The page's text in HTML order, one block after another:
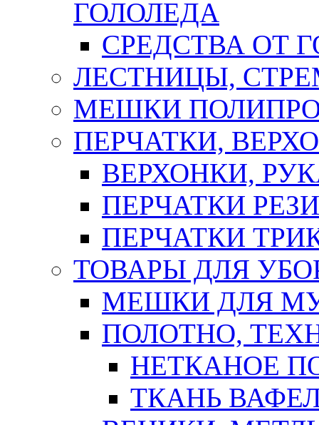
ГОЛОЛЕДА
СРЕДСТВА ОТ
ЛЕСТНИЦЫ,
МЕШКИ
ПЕРЧАТКИ,
ВЕРХОНКИ,
ПЕРЧАТКИ
ПЕРЧАТКИ
ТОВАРЫ ДЛЯ
МЕШКИ ДЛЯ
ПОЛОТНО,
НЕТКАНОЕ
ТКАНЬ